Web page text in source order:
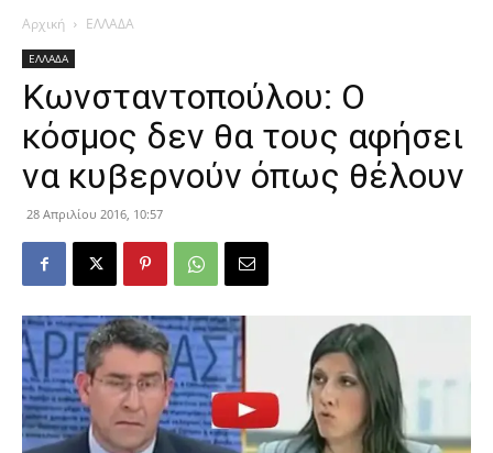
Αρχική ΕΛΛΑΔΑ
ΕΛΛΑΔΑ
Κωνσταντοπούλου: Ο
κόσμος δεν θα τους αφήσει
να κυβερνούν όπως θέλουν
28 Απριλίου 2016, 10:57